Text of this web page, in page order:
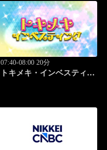
07:40-08:00 20分
トキメキ・インベスティン